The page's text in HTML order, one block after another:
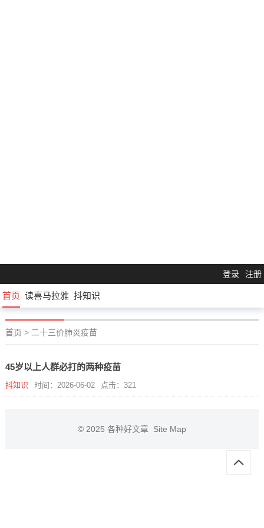
登录 注册
首页 读喜马拉雅 抖知识
首页 > 二十三价肺炎疫苗
45岁以上人群必打的两种疫苗
抖知识 时间：2026-06-02 点击：321
© 2025 各种好文章 Site Map